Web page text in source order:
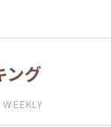
ング
WEEKLY